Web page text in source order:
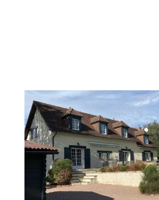
BELLERIVE SUR ALLIER 03
219,66 m2, 5 pièces
Ref : 1734
Maison à vendre
680 000 €